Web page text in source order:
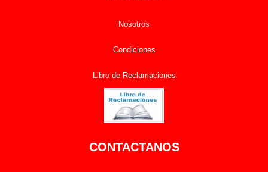
Nosotros
Condiciones
Libro de Reclamaciones
CONTACTANOS